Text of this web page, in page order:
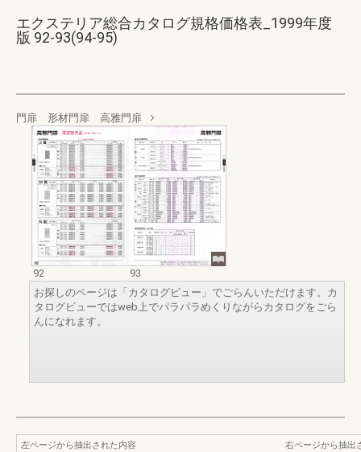
エクステリア総合カタログ規格価格表_1999年度
版 92-93(94-95)
門扉 形材門扉 高雅門扉
92
93
お探しのページは「カタログビュー」でごらんいただけます。カ
タログビューではweb上でパラパラめくりながらカタログをごら
んになれます。
左ページから抽出された内容
右ページから抽出